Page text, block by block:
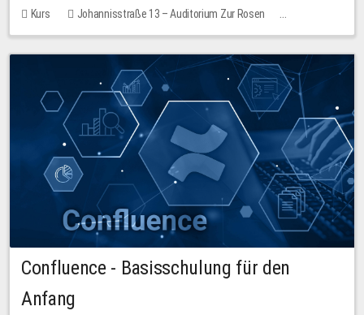
Kurs
Johannisstraße 13 – Auditorium Zur Rosen
Keine freien Plätze
Confluence - Basisschulung für den
Anfang